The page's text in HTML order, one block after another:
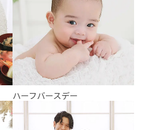
ハーフバースデー